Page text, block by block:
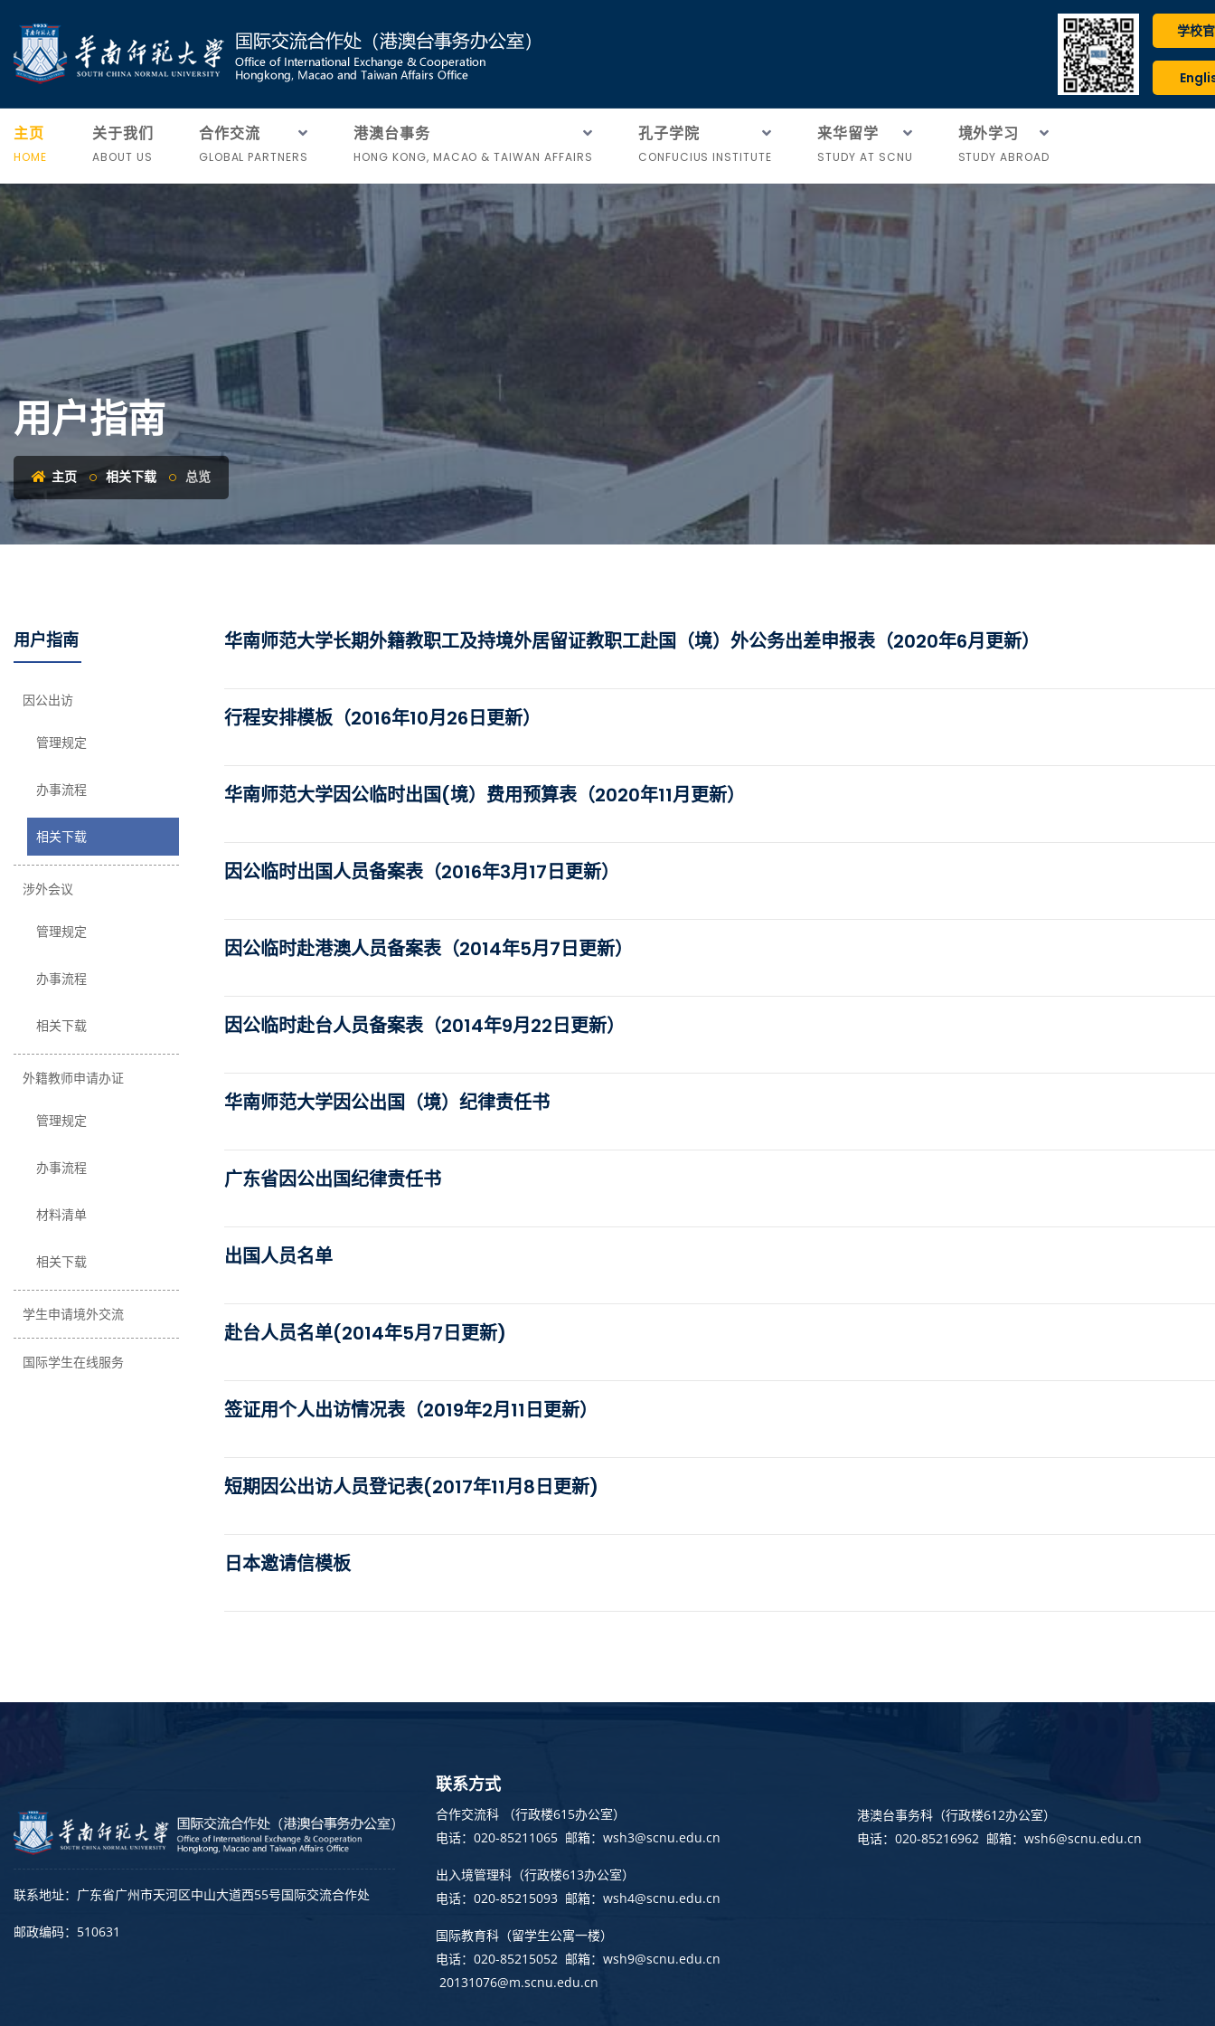
学校
主页
HOME
关于我们
ABOUT US
合作交流
GLOBAL PARTNERS
港澳台事务
HONG KONG, MACAO & TAIWAN AFFAIRS
孔子学院
CONFUCIUS INSTITUTE
来华留学
STUDY AT SCNU
境外学习
STUDY ABROAD
用户指南
主页 相关下载 总览
用户指南
因公出访
管理规定
办事流程
相关下载
涉外会议
管理规定
办事流程
相关下载
外籍教师申请办证
管理规定
办事流程
材料清单
相关下载
学生申请境外交流
国际学生在线服务
华南师范大学长期外籍教职工及持境外居留证教职工赴国（境）外公务出差申报表（2020年6月更新）
行程安排模板（2016年10月26日更新）
华南师范大学因公临时出国(境）费用预算表（2020年11月更新）
因公临时出国人员备案表（2016年3月17日更新）
因公临时赴港澳人员备案表（2014年5月7日更新）
因公临时赴台人员备案表（2014年9月22日更新）
华南师范大学因公出国（境）纪律责任书
广东省因公出国纪律责任书
出国人员名单
赴台人员名单(2014年5月7日更新)
签证用个人出访情况表（2019年2月11日更新）
短期因公出访人员登记表(2017年11月8日更新)
日本邀请信模板
联系地址：广东省广州市天河区中山大道西55号国际交流合作处
邮政编码：510631
联系方式
合作交流科 （行政楼615办公室）
电话：020-85211065 邮箱：wsh3@scnu.edu.cn
出入境管理科（行政楼613办公室）
电话：020-85215093 邮箱：wsh4@scnu.edu.cn
国际教育科（留学生公寓一楼）
电话：020-85215052 邮箱：wsh9@scnu.edu.cn
20131076@m.scnu.edu.cn
港澳台事务科 （行政楼612办公室）
电话：020-85216962 邮箱：wsh6@scnu.edu.cn